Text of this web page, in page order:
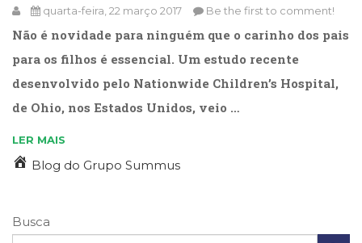
(14)
Alimentação
(14)
Economia,
(31)
Educação
Educação
Fisioterapia
(47)
quarta-feira, 22 março 2017 Be the first to comment!
Não é novidade para ninguém que o carinho dos pais
para os filhos é essencial. Um estudo recente
desenvolvido pelo Nationwide Children’s Hospital,
de Ohio, nos Estados Unidos, veio …
LER MAIS
Blog do Grupo Summus
Busca